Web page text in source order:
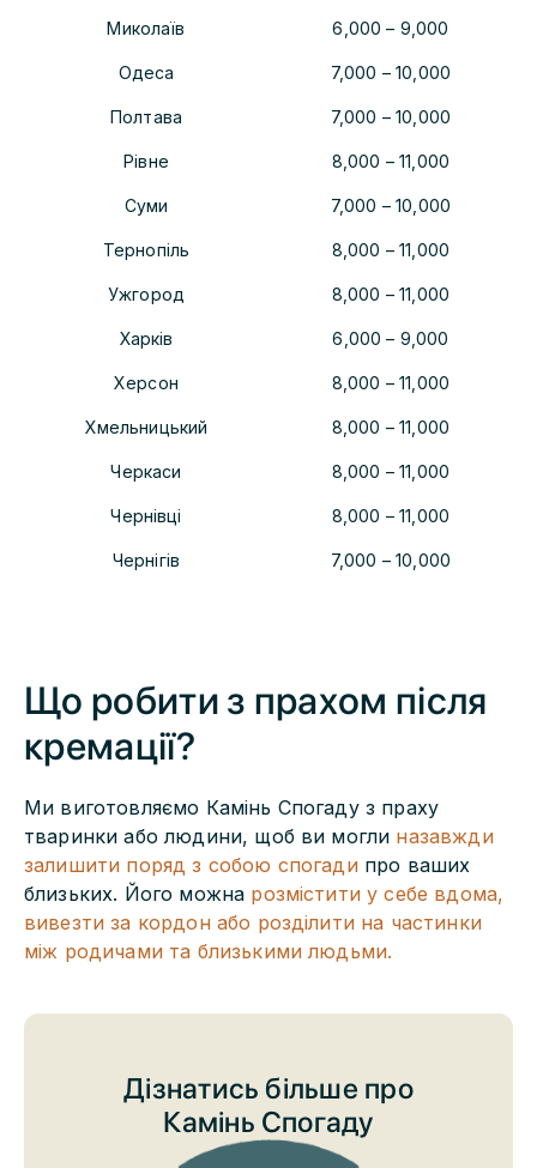
Миколаїв 6,000 – 9,000
Одеса 7,000 –10,000
Полтава 7,000 –10,000
Рівне 8,000 –11,000
Суми 7,000 –10,000
Тернопіль 8,000 –11,000
Ужгород 8,000 –11,000
Харків 6,000 – 9,000
Херсон 8,000 –11,000
Хмельницький 8,000 –11,000
Черкаси 8,000 –11,000
Чернівці 8,000 –11,000
Чернігів 7,000 –10,000
Що робити з прахом після
кремації?
Ми виготовляємо Камінь Спогаду з праху
тваринки або людини, щоб ви могли назавжди
залишити поряд з собою спогадипро ваших
близьких. Його можна розмістити у себе вдома,
вивезти за кордон або розділити на частинки
між родичами та близькими людьми.
унікальним кольором та неповторною структурою.
Дізнатись більше про
Камінь Спогаду